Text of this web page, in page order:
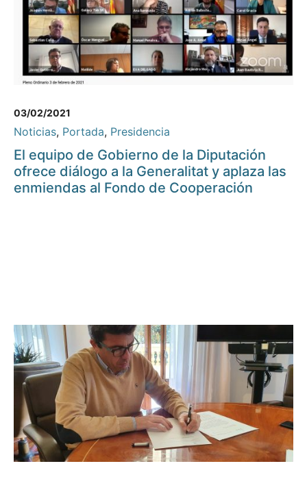
03/02/2021
Noticias, Portada, Presidencia
El equipo de Gobierno de la Diputación
ofrece diálogo a la Generalitat y aplaza las
enmiendas al Fondo de Cooperación